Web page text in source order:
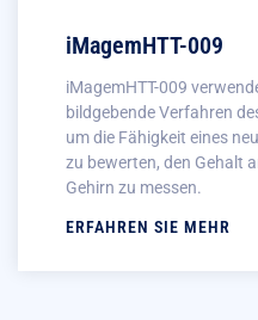
iMagemHTT-009
iMagemHTT-009
bildgebende Verfahren
um die Fähigkeit eines
zu bewerten, den Gehalt
Gehirn zu messen.
ERFAHREN SIE MEHR